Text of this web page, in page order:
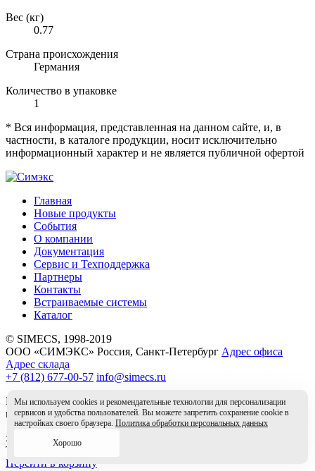
Вес (кг)
0.77
Страна происхождения
Германия
Количество в упаковке
1
* Вся информация, представленная на данном сайте, и, в
частности, в каталоге продукции, носит исключительно
информационный характер и не является публичной офертой
Главная
Новые продукты
События
О компании
Документация
Сервис и Техподдержка
Партнеры
Контакты
Встраиваемые системы
Каталог
© SIMECS, 1998-2019
ООО «СИМЭКС» Россия, Санкт-Петербург Адрес офиса
Адрес склада
+7 (812) 677-00-57 info@simecs.ru
Вся информация на данном сайте носит справочный характер
и не является публичной офертой.
x
Товар в корзине
Перейти в корзину
Мы используем cookies и рекомендательные технологии для персонализации
сервисов и удобства пользователей. Вы можете запретить сохранение cookie в
настройках своего браузера. Политика обработки персональных данных
Хорошо